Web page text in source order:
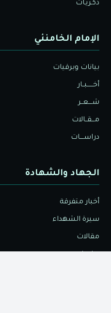
ذكـريـات
الإمام الخامنئي
بيانات وبرقيات
أخــــــبــار
شــــعــر
مـــقــالات
دراســــات
الجهاد والشهادة
أخبار متفرقة
سيرة الشهداء
مقالات